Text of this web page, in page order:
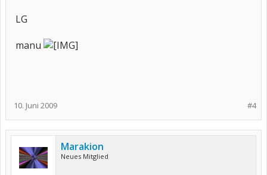
LG
manu
#4
10. Juni 2009
Marakion
Neues Mitglied